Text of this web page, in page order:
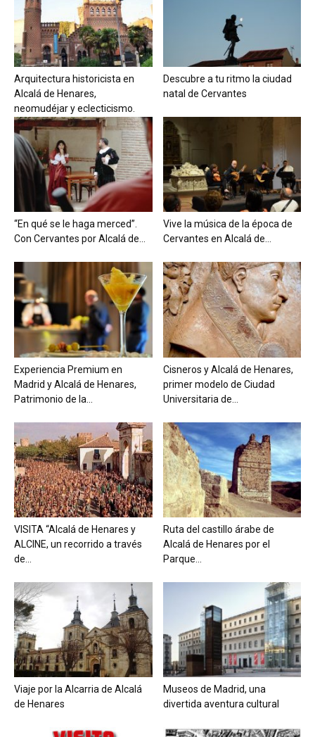
Arquitectura historicista en
Alcalá de Henares,
neomudéjar y eclecticismo.
Descubre a tu ritmo la ciudad
natal de Cervantes
“En qué se le haga merced”.
Con Cervantes por Alcalá de...
Vive la música de la época de
Cervantes en Alcalá de...
Experiencia Premium en
Madrid y Alcalá de Henares,
Patrimonio de la...
Cisneros y Alcalá de Henares,
primer modelo de Ciudad
Universitaria de...
VISITA “Alcalá de Henares y
ALCINE, un recorrido a través
de...
Ruta del castillo árabe de
Alcalá de Henares por el
Parque...
Viaje por la Alcarria de Alcalá
de Henares
Museos de Madrid, una
divertida aventura cultural